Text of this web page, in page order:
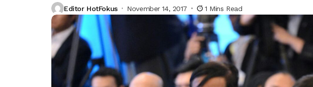
Editor HotFokus November 14, 2017 1 Mins Read